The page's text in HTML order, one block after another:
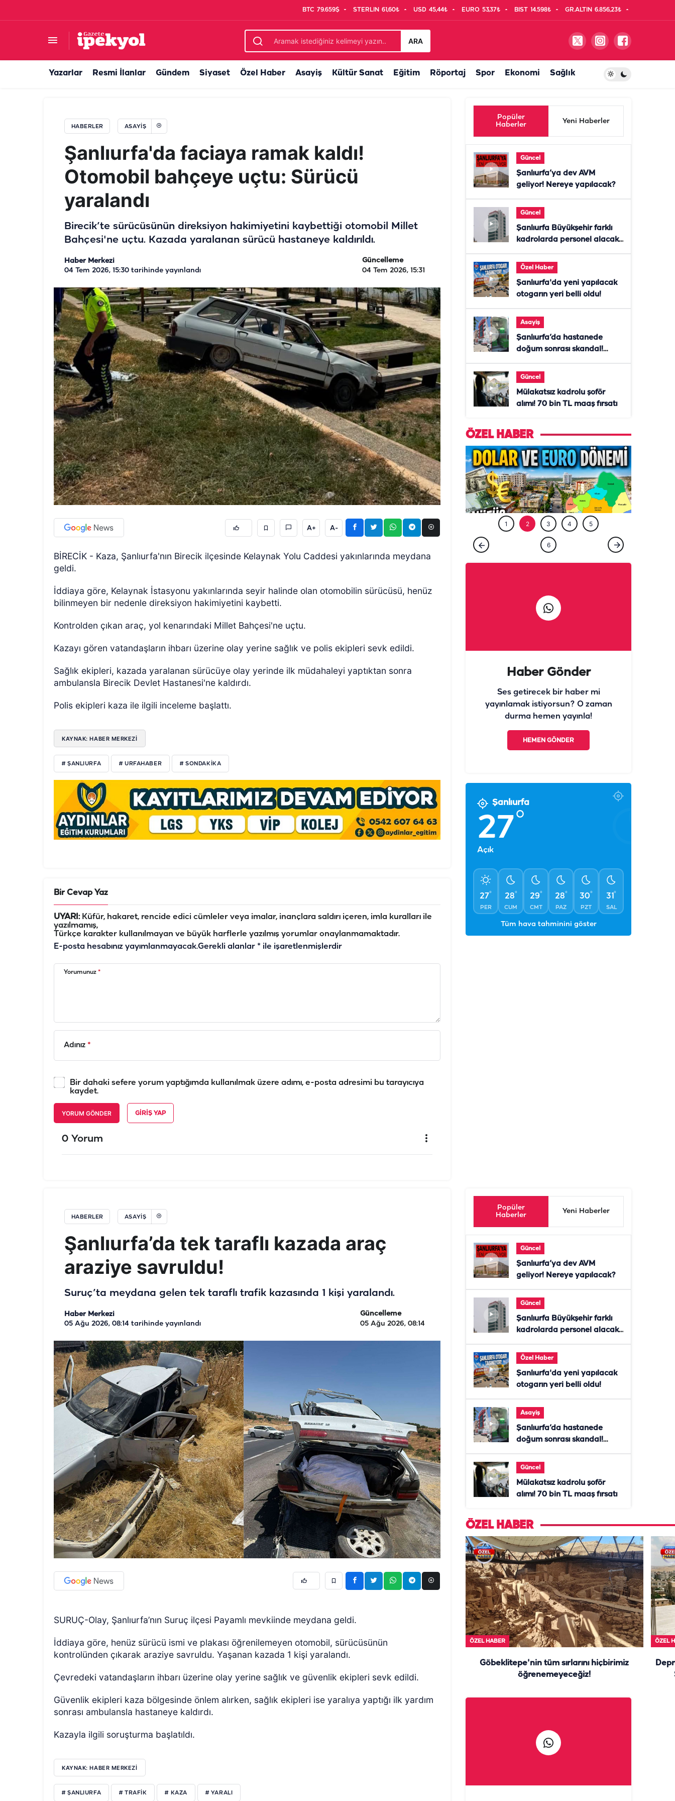
BTC 79.659$ STERLIN 61,60₺ USD 45,44₺ EURO 53,37₺ BIST 14.598₺ GR.ALTIN 6.856,23₺
ARA
Yazarlar Resmi İlanlar Gündem Siyaset Özel Haber Asayiş Kültür Sanat Eğitim Röportaj Spor Ekonomi Sağlık
HABERLER ASAYIŞ
Şanlıurfa'da faciaya ramak kaldı!
Otomobil bahçeye uçtu: Sürücü
yaralandı
Birecik’te sürücüsünün direksiyon hakimiyetini kaybettiği otomobil Millet
Bahçesi'ne uçtu. Kazada yaralanan sürücü hastaneye kaldırıldı.
Haber Merkezi
04 Tem 2026, 15:30 tarihinde yayınlandı
Güncelleme
04 Tem 2026, 15:31
A+ A-
BİRECİK - Kaza, Şanlıurfa'nın Birecik ilçesinde Kelaynak Yolu Caddesi yakınlarında meydana
geldi.
İddiaya göre, Kelaynak İstasyonu yakınlarında seyir halinde olan otomobilin sürücüsü, henüz
bilinmeyen bir nedenle direksiyon hakimiyetini kaybetti.
Kontrolden çıkan araç, yol kenarındaki Millet Bahçesi'ne uçtu.
Kazayı gören vatandaşların ihbarı üzerine olay yerine sağlık ve polis ekipleri sevk edildi.
Sağlık ekipleri, kazada yaralanan sürücüye olay yerinde ilk müdahaleyi yaptıktan sonra
ambulansla Birecik Devlet Hastanesi'ne kaldırdı.
Polis ekipleri kaza ile ilgili inceleme başlattı.
KAYNAK: HABER MERKEZI
# ŞANLIURFA # URFAHABER # SONDAKİKA
Bir Cevap Yaz
UYARI:Küfür, hakaret, rencide edici cümleler veya imalar, inançlara saldırı içeren, imla kuralları ile
yazılmamış,
Türkçe karakter kullanılmayan ve büyük harflerle yazılmış yorumlar onaylanmamaktadır.
E-posta hesabınız yayımlanmayacak.Gerekli alanlar * ile işaretlenmişlerdir
Yorumunuz *
Adınız *
Bir dahaki sefere yorum yaptığımda kullanılmak üzere adımı, e-posta adresimi bu tarayıcıya
kaydet.
YORUM GÖNDER GIRIŞ YAP
0 Yorum
Popüler
Haberler
Yeni Haberler
Güncel
Şanlıurfa’ya dev AVM
geliyor! Nereye yapılacak?
Güncel
Şanlıurfa Büyükşehir farklı
kadrolarda personel alacak!
Özel Haber
Şanlıurfa'da yeni yapılacak
otogarın yeri belli oldu!
Asayiş
Şanlıurfa’da hastanede
doğum sonrası skandal!
Güncel
Mülakatsız kadrolu şoför
alımı! 70 bin TL maaş fırsatı
ÖZEL HABER
ÖZEL HABER
Şanlıurfa’nın gözde ilçesinde dolar ve euro
1 2 3 4 5
6
Haber Gönder
Ses getirecek bir haber mi
yayınlamak istiyorsun? O zaman
durma hemen yayınla!
HEMEN GÖNDER
Şanlıurfa
27°
Açık
27°
PER
28°
CUM
29°
CMT
28°
PAZ
30°
PZT
31°
SAL
Tüm hava tahminini göster
HABERLER ASAYIŞ
Şanlıurfa’da tek taraflı kazada araç
araziye savruldu!
Suruç’ta meydana gelen tek taraflı trafik kazasında 1 kişi yaralandı.
Haber Merkezi
05 Ağu 2026, 08:14 tarihinde yayınlandı
Güncelleme
05 Ağu 2026, 08:14
SURUÇ-Olay, Şanlıurfa’nın Suruç ilçesi Payamlı mevkiinde meydana geldi.
İddiaya göre, henüz sürücü ismi ve plakası öğrenilemeyen otomobil, sürücüsünün
kontrolünden çıkarak araziye savruldu. Yaşanan kazada 1 kişi yaralandı.
Çevredeki vatandaşların ihbarı üzerine olay yerine sağlık ve güvenlik ekipleri sevk edildi.
Güvenlik ekipleri kaza bölgesinde önlem alırken, sağlık ekipleri ise yaralıya yaptığı ilk yardım
sonrası ambulansla hastaneye kaldırdı.
Kazayla ilgili soruşturma başlatıldı.
KAYNAK: HABER MERKEZİ
# ŞANLIURFA # TRAFİK # KAZA # YARALI
Popüler
Haberler
Yeni Haberler
Güncel
Şanlıurfa’ya dev AVM
geliyor! Nereye yapılacak?
Güncel
Şanlıurfa Büyükşehir farklı
kadrolarda personel alacak!
Özel Haber
Şanlıurfa'da yeni yapılacak
otogarın yeri belli oldu!
Asayiş
Şanlıurfa’da hastanede
doğum sonrası skandal!
Güncel
Mülakatsız kadrolu şoför
alımı! 70 bin TL maaş fırsatı
ÖZEL HABER
ÖZEL HABER
Göbeklitepe'nin tüm sırlarını hiçbirimiz
öğrenemeyeceğiz!
ÖZEL